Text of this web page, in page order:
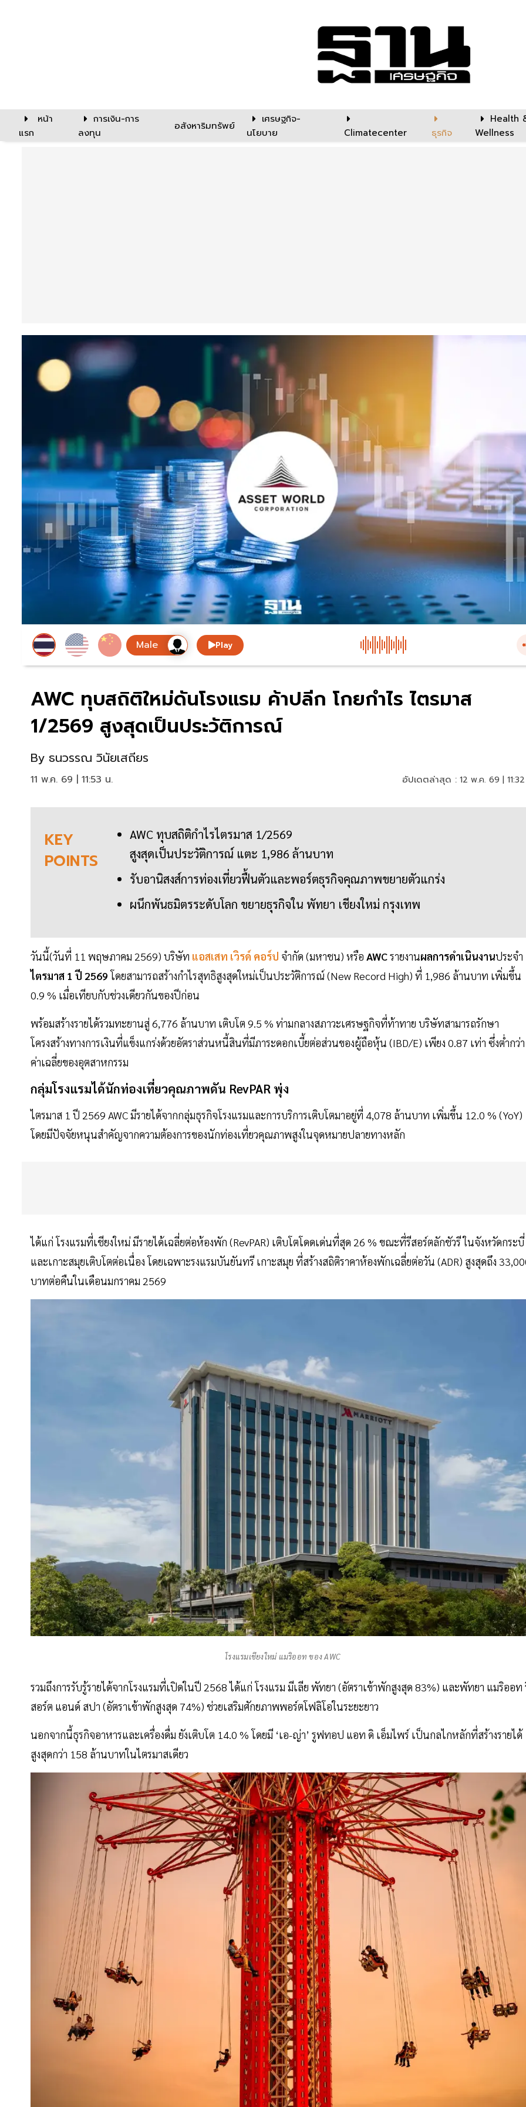
หน้า
แรก
การเงิน-การ
ลงทุน
อสังหาริมทรัพย์
เศรษฐกิจ-
นโยบาย
Climatecenter ธุรกิจ
Health
Wellness
Play
AWC ทุบสถิติใหม่ดันโรงแรม ค้าปลีก โกยกำไร ไตรมาส
1/2569 สูงสุดเป็นประวัติการณ์
By ธนวรรณ วินัยเสถียร
11 พ.ค. 69 | 11:53 น. อัปเดตล่าสุด : 12 พ.ค. 69 |
KEY
POINTS
AWC ทุบสถิติกำไรไตรมาส 1/2569
สูงสุดเป็นประวัติการณ์ แตะ 1,986 ล้านบาท
รับอานิสงส์การท่องเที่ยวฟื้นตัวและพอร์ตธุรกิจคุณภาพขยายตัวแกร่ง
ผนึกพันธมิตรระดับโลก ขยายธุรกิจใน พัทยา เชียงใหม่ กรุงเทพ
วันนี้(วันที่ 11 พฤษภาคม 2569) บริษัท แอสเสท เวิรด์ คอร์ป จำกัด (มหาชน) หรือ AWCรายงานผลการดำเนินงานประจำ
ไตรมาส 1 ปี 2569โดยสามารถสร้างกำไรสุทธิสูงสุดใหม่เป็นประวัติการณ์ (New Record High) ที่ 1,986 ล้านบาท เพิ่มขึ้น
0.9 % เมื่อเทียบกับช่วงเดียวกันของปีก่อน
พร้อมสร้างรายได้รวมทะยานสู่ 6,776 ล้านบาท เติบโต 9.5 % ท่ามกลางสภาวะเศรษฐกิจที่ท้าทาย บริษัทสามารถรักษา
โครงสร้างทางการเงินที่แข็งแกร่งด้วยอัตราส่วนหนี้สินที่มีภาระดอกเบี้ยต่อส่วนของผู้ถือหุ้น (IBD/E) เพียง 0.87 เท่า ซึ่งต่ำกว่า
ค่าเฉลี่ยของอุตสาหกรรม
กลุ่มโรงแรมได้นักท่องเที่ยวคุณภาพดัน RevPAR พุ่ง
ไตรมาส 1 ปี 2569 AWC มีรายได้จากกลุ่มธุรกิจโรงแรมและการบริการเติบโตมาอยู่ที่ 4,078 ล้านบาท เพิ่มขึ้น 12.0 % (YoY)
โดยมีปัจจัยหนุนสำคัญจากความต้องการของนักท่องเที่ยวคุณภาพสูงในจุดหมายปลายทางหลัก
ได้แก่ โรงแรมที่เชียงใหม่ มีรายได้เฉลี่ยต่อห้องพัก (RevPAR) เติบโตโดดเด่นที่สุด 26 % ขณะที่รีสอร์ตลักชัวรี ในจังหวัดกระบี่
และเกาะสมุยเติบโตต่อเนื่อง โดยเฉพาะรงแรมบันยันทรี เกาะสมุย ที่สร้างสถิติราคาห้องพักเฉลี่ยต่อวัน (ADR) สูงสุดถึง
บาทต่อคืนในเดือนมกราคม 2569
โรงแรมเชียงใหม่ แมริออท ของ AWC
รวมถึงการรับรู้รายได้จากโรงแรมที่เปิดในปี 2568 ได้แก่ โรงแรม มีเลีย พัทยา (อัตราเข้าพักสูงสุด 83%) และพัทยา แมริออท
สอร์ต แอนด์ สปา (อัตราเข้าพักสูงสุด 74%) ช่วยเสริมศักยภาพพอร์ตโฟลิโอในระยะยาว
นอกจากนี้ธุรกิจอาหารและเครื่องดื่ม ยังเติบโต 14.0 % โดยมี ‘เอ-ญ่า’ รูฟทอป แอท ดิ เอ็มไพร์ เป็นกลไกหลักที่สร้างรายได้
สูงสุดกว่า 158 ล้านบาทในไตรมาสเดียว